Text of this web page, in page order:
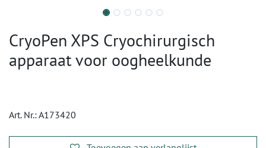
CryoPen XPS Cryochirurgisch
apparaat voor oogheelkunde
Art. Nr.:A173420